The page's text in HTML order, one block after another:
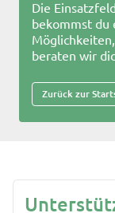
Die
bekommst du
beraten wir
Zurück zur